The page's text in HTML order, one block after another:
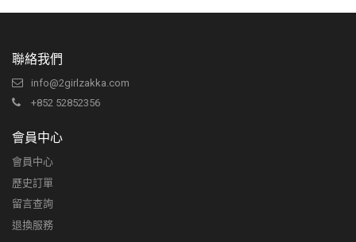
聯絡我們
info@2girlzakka.com
+852 52852356
會員中心
會員中心
歷史訂單
留言查詢
退換服務